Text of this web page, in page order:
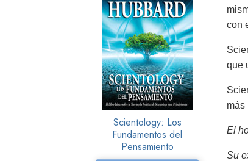
con
que
más
El
Su
Scientology: Los
Fundamentos del
Pensamiento